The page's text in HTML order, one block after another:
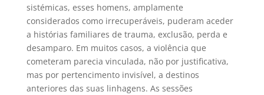
sistémicas, esses homens, amplamente
considerados como irrecuperáveis, puderam aceder
a histórias familiares de trauma, exclusão, perda e
desamparo. Em muitos casos, a violência que
cometeram parecia vinculada, não por justificativa,
mas por pertencimento invisível, a destinos
anteriores das suas linhagens. As sessões